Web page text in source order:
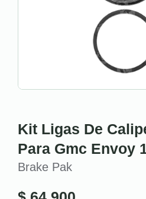
Kit Ligas De
Para Gmc Envoy
Brake Pak